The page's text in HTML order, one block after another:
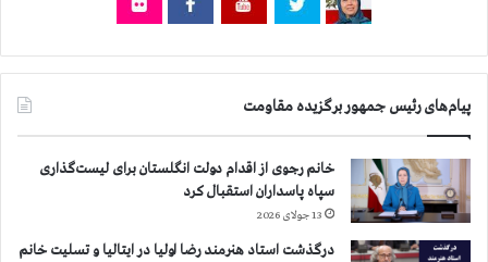
پیام‌های رئیس جمهور برگزیده مقاومت
خانم رجوی از اقدام دولت انگلستان برای لیست‌گذاری
سپاه پاسداران استقبال کرد
13 جولای 2026
درگذشت استاد هنرمند رضا اولیا در ایتالیا و تسلیت خانم